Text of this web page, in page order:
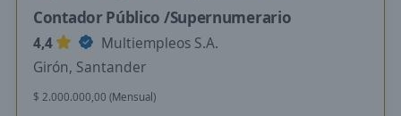
Contador Público /Supernumerario
4,4
Multiempleos S.A.
Girón, Santander
$ 2.000.000,00 (Mensual)